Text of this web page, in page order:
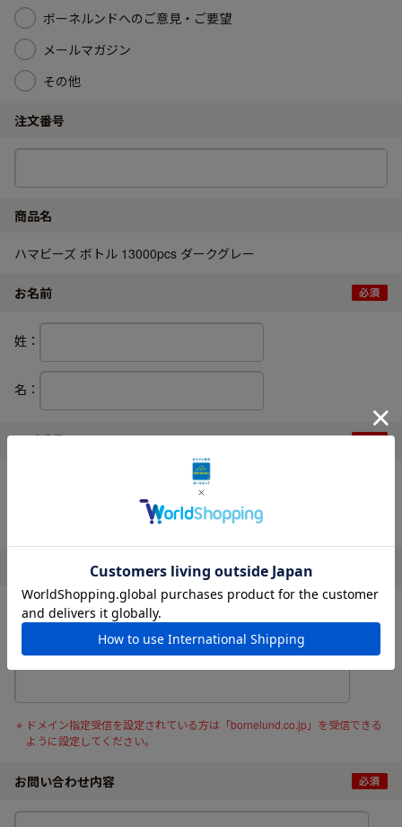
ボーネルンドへのご意見・ご要望
メールマガジン
その他
注文番号
商品名
ハマビーズ ボトル 13000pcs ダークグレー
お名前
姓：
名：
電話番号
ハイフンなしでご入力ください。
メールアドレス
確認の為、メールアドレスを再度入力してください。
ドメイン指定受信を設定されている方は「bornelund.co.jp」を受信できる
ように設定してください。
お問い合わせ内容